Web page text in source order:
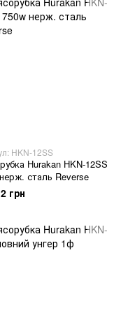
HKN-12SS
Hurakan HKN-12SS
сталь Reverse
грн